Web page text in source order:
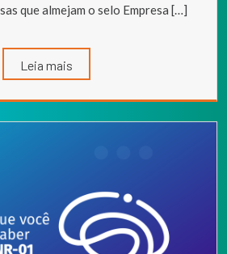
que almejam o selo Empresa […]
Leia mais